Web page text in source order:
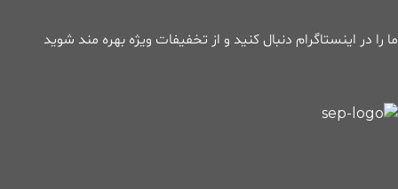
ما را در اینستاگرام دنبال کنید و از تخفیفات ویژه بهره مند شوید